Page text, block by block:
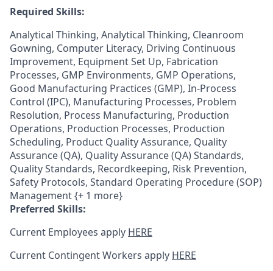
Required Skills:
Analytical Thinking, Analytical Thinking, Cleanroom
Gowning, Computer Literacy, Driving Continuous
Improvement, Equipment Set Up, Fabrication
Processes, GMP Environments, GMP Operations,
Good Manufacturing Practices (GMP), In-Process
Control (IPC), Manufacturing Processes, Problem
Resolution, Process Manufacturing, Production
Operations, Production Processes, Production
Scheduling, Product Quality Assurance, Quality
Assurance (QA), Quality Assurance (QA) Standards,
Quality Standards, Recordkeeping, Risk Prevention,
Safety Protocols, Standard Operating Procedure (SOP)
Management {+ 1 more}
Preferred Skills:
Current Employees apply HERE
Current Contingent Workers apply HERE